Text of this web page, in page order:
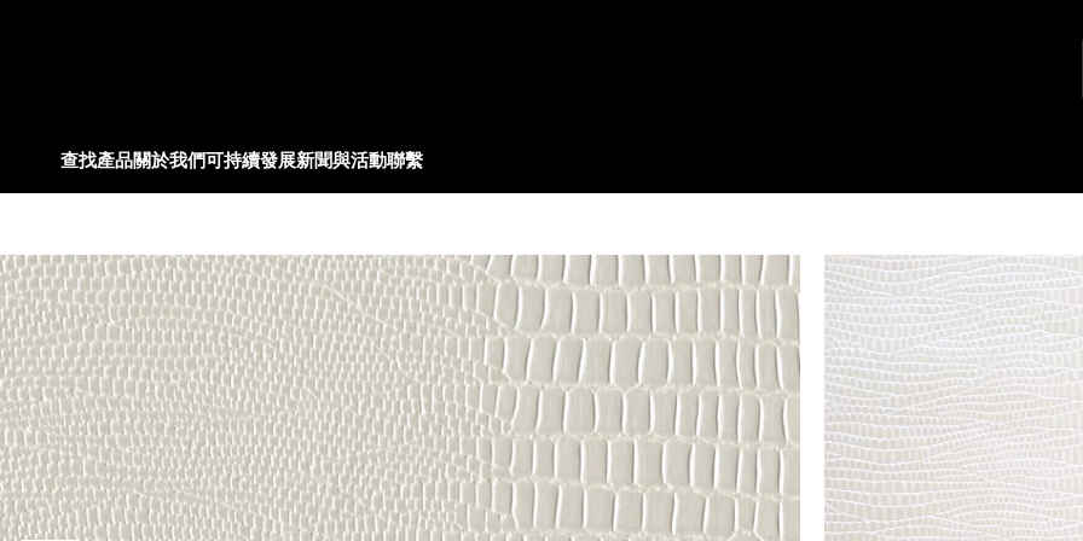
查找產品關於我們可持續發展新聞與活動聯繫